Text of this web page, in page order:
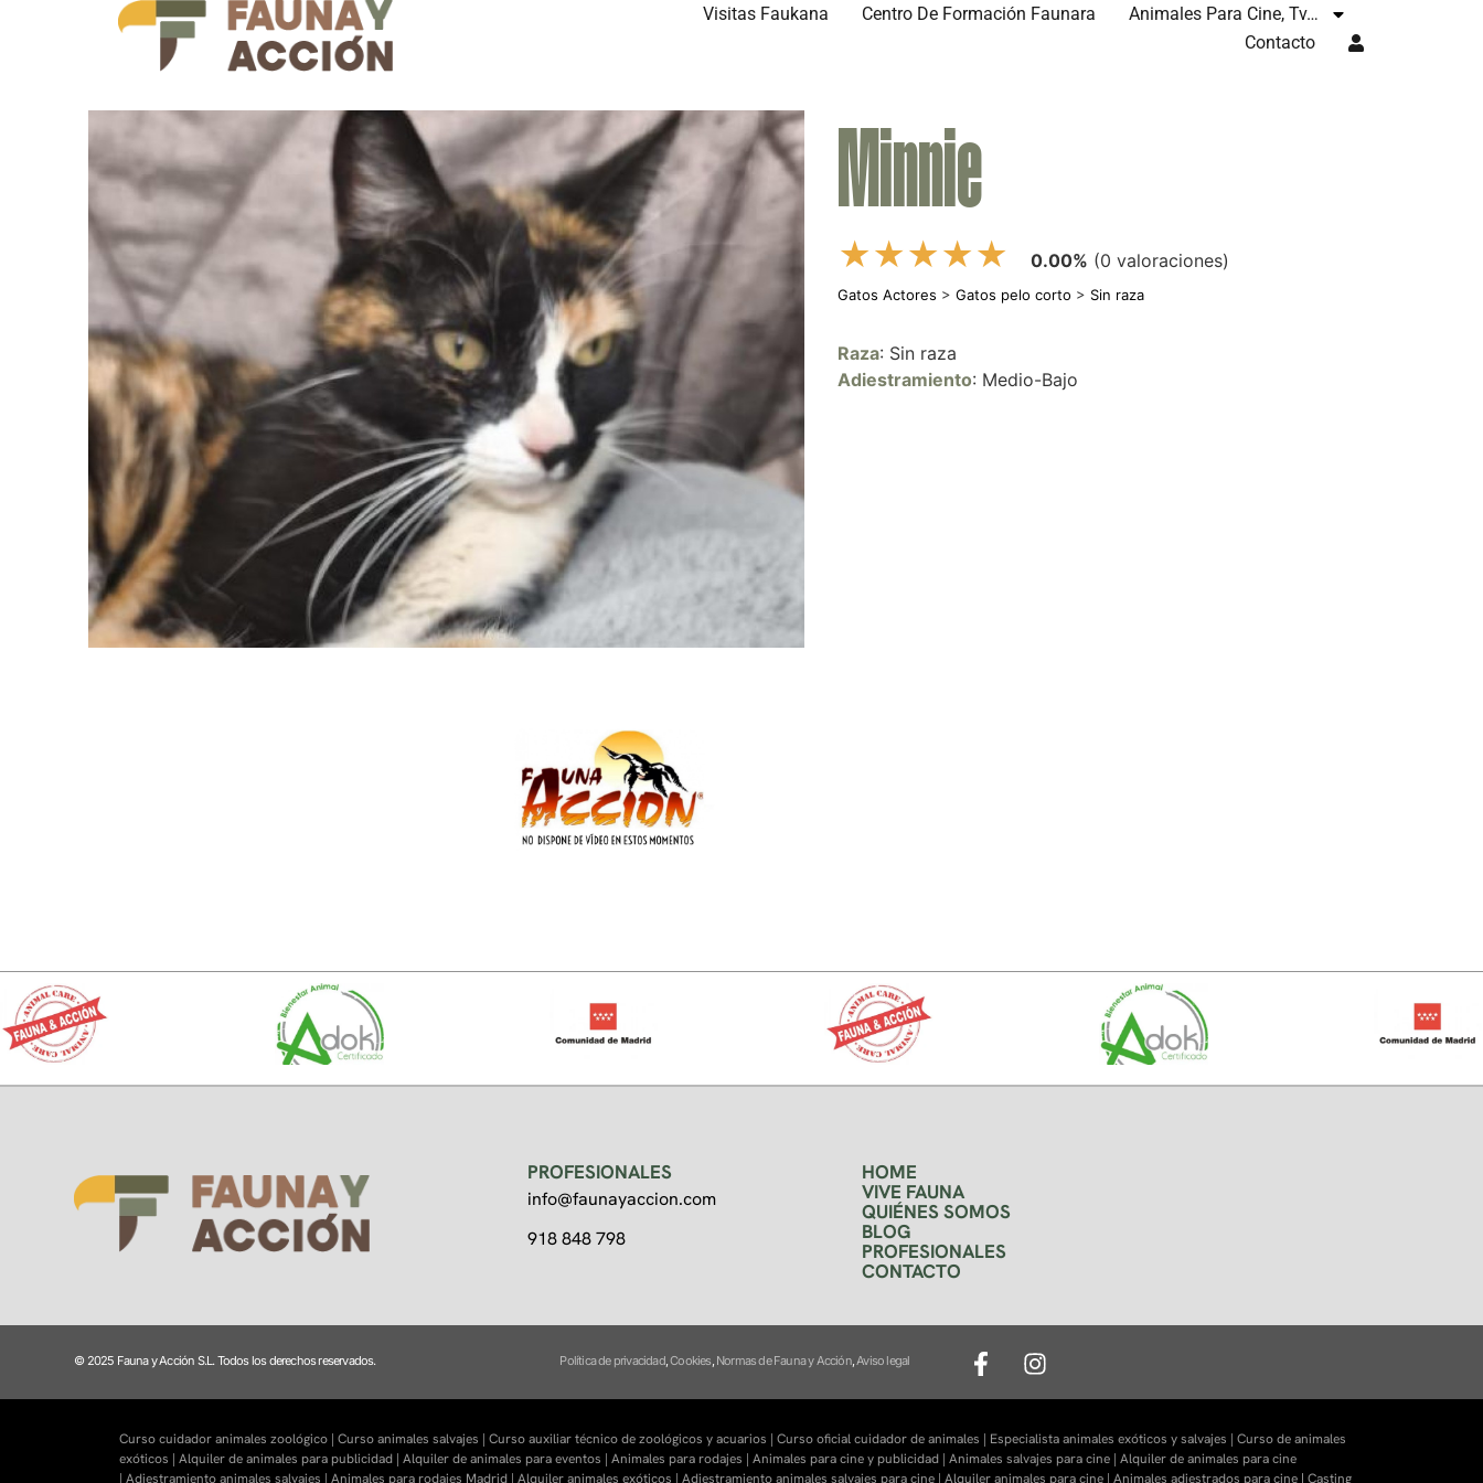
Visitas Faukana Centro De Formación Faunara
Animales Para Cine, Tv…
Contacto
Minnie
★★★★★ 0.00% (0 valoraciones)
Gatos Actores >Gatos pelo corto > Sin raza
Raza: Sin raza
Adiestramiento: Medio-Bajo
PROFESIONALES
info@faunayaccion.com
918 848 798
HOME
VIVE FAUNA
QUIÉNES SOMOS
BLOG
PROFESIONALES
CONTACTO
© 2025 Fauna y Acción S.L. Todos los derechos reservados. Política de privacidad,Cookies, Normas de Fauna y Acción,Aviso legal
Curso cuidador animales zoológico | Curso animales salvajes | Curso auxiliar técnico de zoológicos y acuarios | Curso oficial cuidador de animales | Especialista animales exóticos y salvajes | Curso de animales
exóticos | Alquiler de animales para publicidad | Alquiler de animales para eventos | Animales para rodajes | Animales para cine y publicidad | Animales salvajes para cine | Alquiler de animales para cine
| Adiestramiento animales salvajes | Animales para rodajes Madrid | Alquiler animales exóticos | Adiestramiento animales salvajes para cine | Alquiler animales para cine | Animales adiestrados para cine| Casting